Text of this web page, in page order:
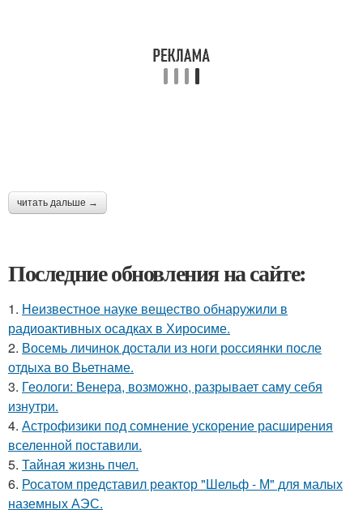
читать дальше →
Последние обновления на сайте:
1. Неизвестное науке вещество обнаружили в
радиоактивных осадках в Хиросиме.
2. Восемь личинок достали из ноги россиянки после
отдыха во Вьетнаме.
3. Геологи: Венера, возможно, разрывает саму себя
изнутри.
4. Астрофизики под сомнение ускорение расширения
вселенной поставили.
5. Тайная жизнь пчел.
6. Росатом представил реактор "Шельф - М" для малых
наземных АЭС.